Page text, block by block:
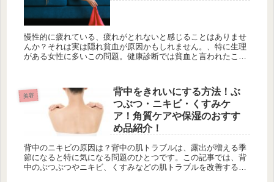
慢性的に疲れている、疲れがとれないと感じることはありませ
んか？それは実は隠れ貧血が原因かもしれません。、特に生理
がある女性に多いこの問題。健康診断では貧血と言われたこと
くご紹介します。元気な毎日を取り戻しましょう！
美容
背中をきれいにする方法！ぶ
つぶつ・ニキビ・くすみケ
ア！角質ケアや保湿のおすす
め品紹介！
背中のニキビの原因は？背中の肌トラブルは、露出が増える季
節になると特に気になる問題のひとつです。この記事では、背
中のぶつぶつやニキビ、くすみなどの肌トラブルを改善するた